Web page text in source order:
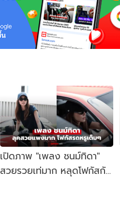
เปิดภาพ "เพลง ชนม์ทิดา"
สวยรวยเท่มาก หลุดโฟกัสกับ